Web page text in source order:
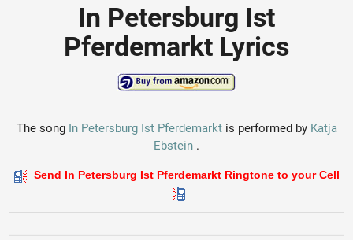
In Petersburg Ist
Pferdemarkt Lyrics
The song In Petersburg Ist Pferdemarktis performed by Katja
Ebstein .
Send In Petersburg Ist Pferdemarkt Ringtone to your Cell